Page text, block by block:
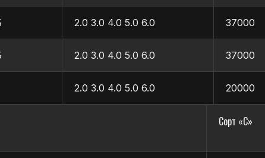
2.0 3.0 4.0 5.0 6.0 37000
2.0 3.0 4.0 5.0 6.0 37000
2.0 3.0 4.0 5.0 6.0 20000
Параметры шероховатости
(Rm max) по ГОСТ 7016–82 не
Видимых поверхностей . . .120
региона, возможна транспортировка в другие
службами-партнёрами.
оплата по счету, наличными при самовывозе.
и кассовыми чеками.
Сорт «С»